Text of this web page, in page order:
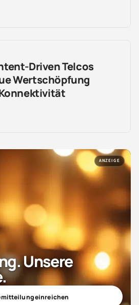
Driven Telcos
Wertschöpfung
ANZEIGE
Unsere
einreichen